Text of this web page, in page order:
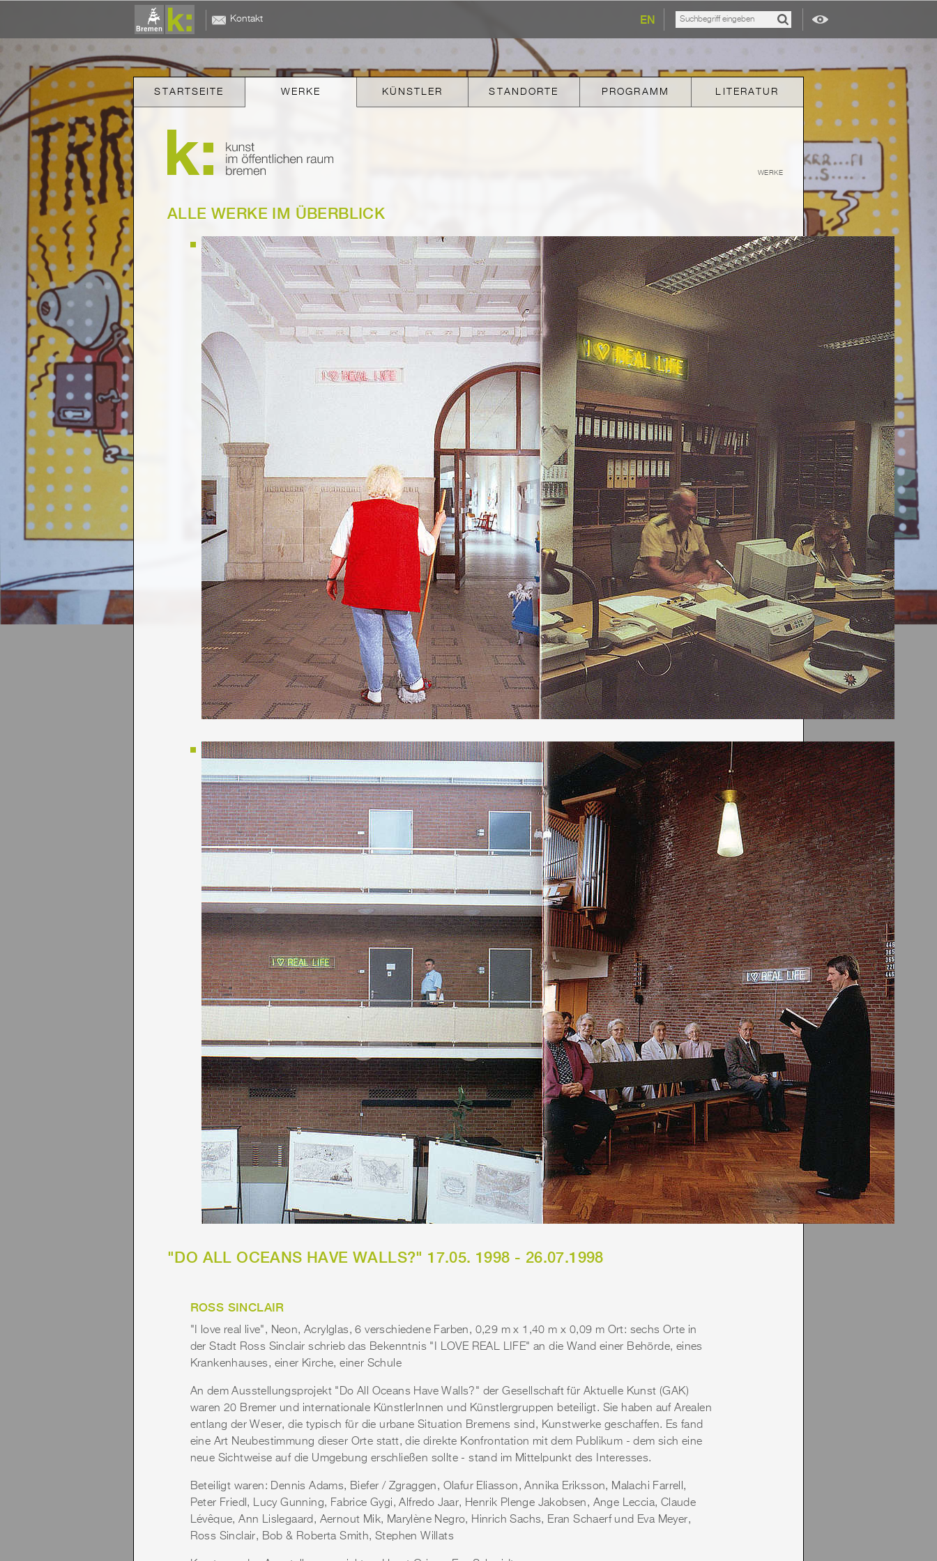
Kontakt EN
STARTSEITE WERKE KÜNSTLER STANDORTE PROGRAMM LITERATUR
WERKE
ALLE WERKE IM ÜBERBLICK
"DO ALL OCEANS HAVE WALLS?" 17.05. 1998 - 26.07.1998
ROSS SINCLAIR
"I love real live", Neon, Acrylglas, 6 verschiedene Farben, 0,29 m x 1,40 m x 0,09 m Ort: sechs Orte in
der Stadt Ross Sinclair schrieb das Bekenntnis "I LOVE REAL LIFE" an die Wand einer Behörde, eines
Krankenhauses, einer Kirche, einer Schule
An dem Ausstellungsprojekt "Do All Oceans Have Walls?" der Gesellschaft für Aktuelle Kunst (GAK)
waren 20 Bremer und internationale KünstlerInnen und Künstlergruppen beteiligt. Sie haben auf Arealen
entlang der Weser, die typisch für die urbane Situation Bremens sind, Kunstwerke geschaffen. Es fand
eine Art Neubestimmung dieser Orte statt, die direkte Konfrontation mit dem Publikum - dem sich eine
neue Sichtweise auf die Umgebung erschließen sollte - stand im Mittelpunkt des Interesses.
Beteiligt waren: Dennis Adams, Biefer / Zgraggen, Olafur Eliasson, Annika Eriksson, Malachi Farrell,
Peter Friedl, Lucy Gunning, Fabrice Gygi, Alfredo Jaar, Henrik Plenge Jakobsen, Ange Leccia, Claude
Lévêque, Ann Lislegaard, Aernout Mik, Marylène Negro, Hinrich Sachs, Eran Schaerf und Eva Meyer,
Ross Sinclair, Bob & Roberta Smith, Stephen Willats